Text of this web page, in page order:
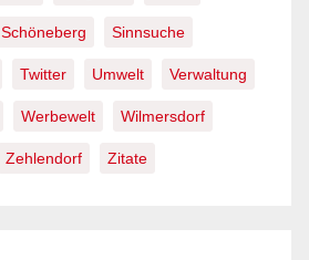
Schöneberg Sinnsuche
Twitter Umwelt Verwaltung
Werbewelt Wilmersdorf
Zehlendorf Zitate